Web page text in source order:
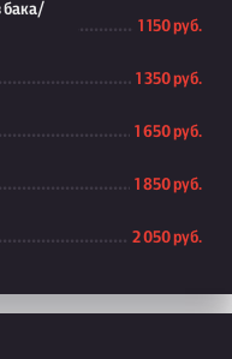
бака/
1 150 руб.
1 350 руб.
1 650 руб.
1 850 руб.
2 050 руб.